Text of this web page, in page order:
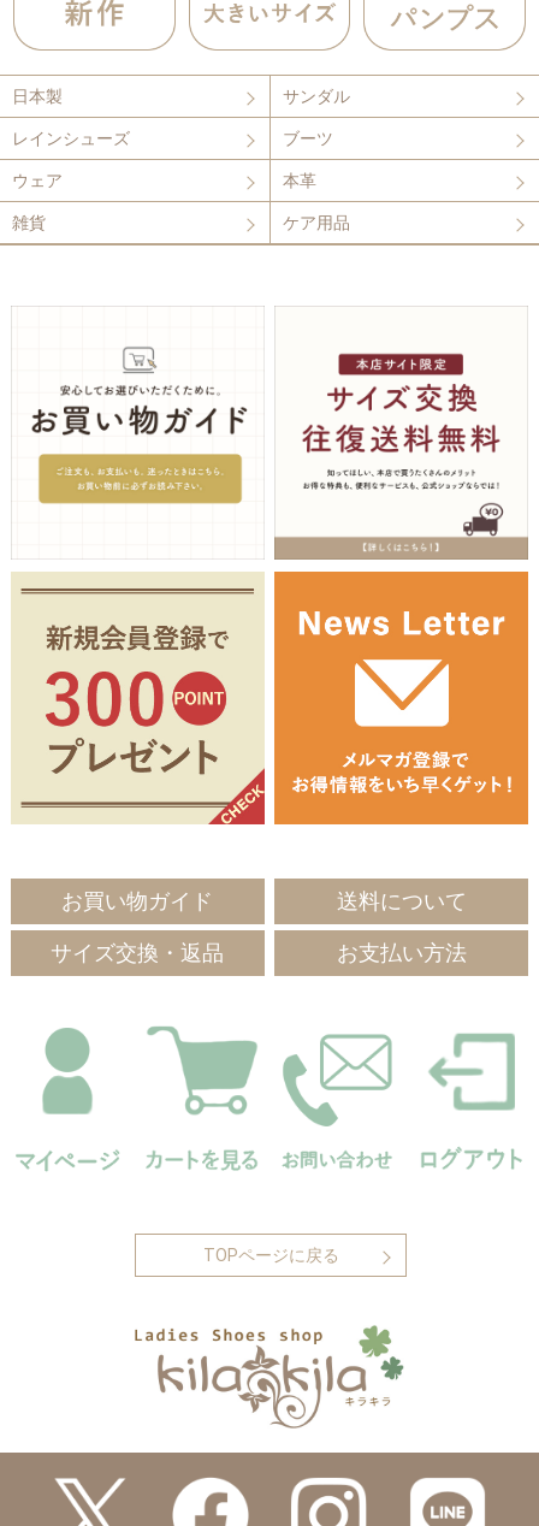
日本製 サンダル
レインシューズ ブーツ
ウェア 本革
雑貨 ケア用品
お買い物ガイド 送料について
サイズ交換・返品 お支払い方法
TOPページに戻る